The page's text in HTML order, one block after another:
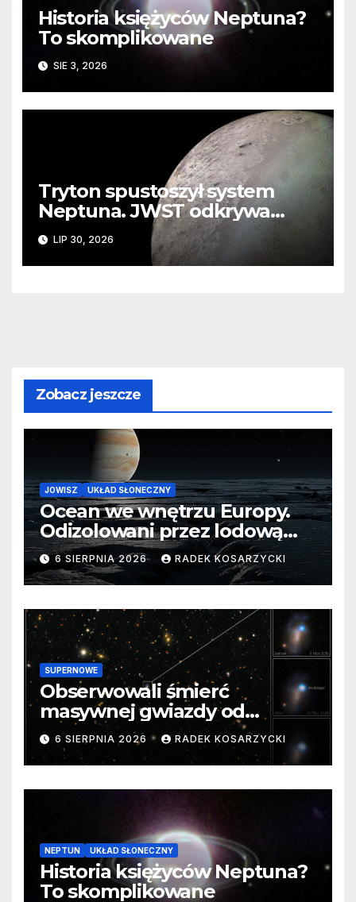
Historia księżyców Neptuna?
To skomplikowane
SIE 3, 2026
Tryton spustoszył system
Neptuna. JWST odkrywa
ślady kosmicznej katastrofy i
zaginionego lodu
LIP 30, 2026
Zobacz jeszcze
JOWISZ UKŁAD SŁONECZNY
Ocean we wnętrzu Europy.
Odizolowani przez lodową
barierę
6 SIERPNIA 2026 RADEK KOSARZYCKI
SUPERNOWE
Obserwowali śmierć
masywnej gwiazdy od
samego początku. Niezwykle
cenne dane
6 SIERPNIA 2026 RADEK KOSARZYCKI
NEPTUN UKŁAD SŁONECZNY
Historia księżyców Neptuna?
To skomplikowane